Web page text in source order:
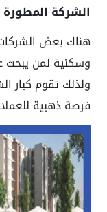
الشركة المطورة
هناك بعض
وسكنية لمن
ولذلك تقوم كبار
فرصة ذهبية